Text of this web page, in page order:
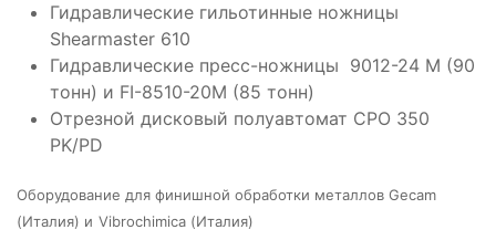
Гидравлические гильотинные ножницы
Shearmaster 610
Гидравлические пресс-ножницы 9012-24 M (90
тонн) и FI-8510-20M (85 тонн)
Отрезной дисковый полуавтомат CPO 350
PK/PD
Оборудование для финишной обработки металлов Gecam
(Италия) и Vibrochimica (Италия)